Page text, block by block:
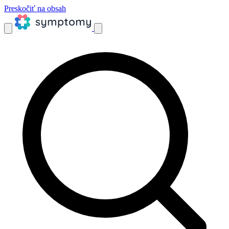
Preskočiť na obsah